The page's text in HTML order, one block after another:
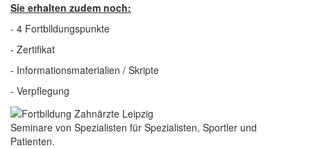
Sie erhalten zudem noch:
- 4 Fortbildungspunkte
- Zertifikat
- Informationsmaterialien / Skripte
- Verpflegung
Seminare von Spezialisten für Spezialisten, Sportler und
Patienten.